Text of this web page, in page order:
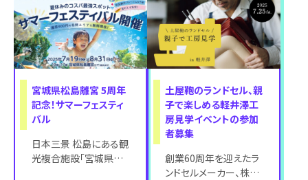
す。 日本三
宮城県松島離宮 5周年
記念！サマーフェスティ
バル
日本三景 松島にある観
光複合施設「宮城県松
土屋鞄のランドセル、親
子で楽しめる軽井澤工
房見学イベントの参加
者募集
創業60周年を迎えたラ
ンドセルメーカー、株式